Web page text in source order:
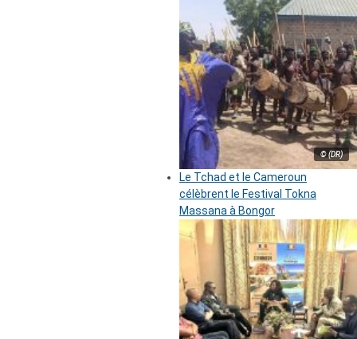
© (DR)
Le Tchad et le Cameroun
célèbrent le Festival Tokna
Massana à Bongor